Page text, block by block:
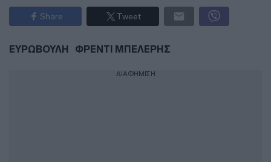
Share Tweet
ΕΥΡΩΒΟΥΛΗ ΦΡΕΝΤΙ ΜΠΕΛΕΡΗΣ
ΔΙΑΦΗΜΙΣΗ